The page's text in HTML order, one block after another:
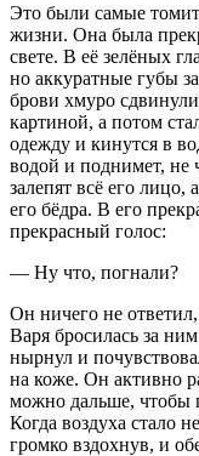
Это были самые
жизни. Она была
свете. В её зелёных
но аккуратные губы
брови хмуро
картиной, а потом
одежду и кинутся в
водой и поднимет, не
залепят всё его
его бёдра. В его
прекрасный голос:
— Ну что, погнали?
Он ничего не ответил,
Варя бросилась за
нырнул и
на коже. Он активно
можно дальше, чтобы
Когда воздуха стало
громко вздохнув, и